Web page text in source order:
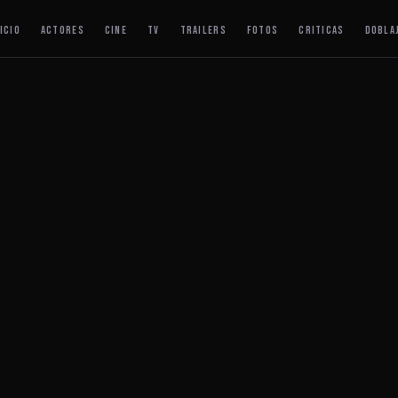
ACTORES CINE TV TRAILERS FOTOS CRITICAS